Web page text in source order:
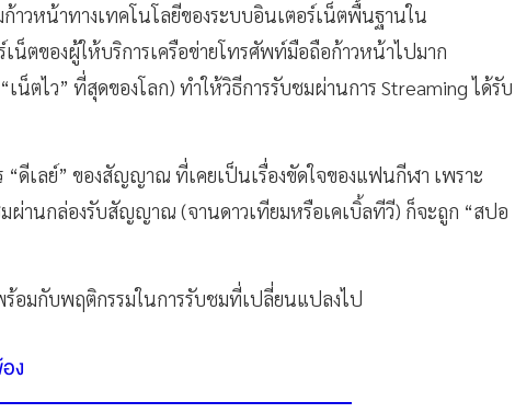
าวหน้าทางเทคโนโลยีของระบบอินเตอร์เน็ตพื้นฐานใน
ตของผู้ให้บริการเครือข่ายโทรศัพท์มือถือก้าวหน้าไปมาก
น็ตไว”​ ที่สุดของโลก) ทำให้วิธีการรับชมผ่านการ Streaming ได้รับ
“ดีเลย์” ของสัญญาณ ที่เคยเป็นเรื่องขัดใจของแฟนกีฬา เพราะ
านกล่องรับสัญญาณ (จานดาวเทียมหรือเคเบิ้ลทีวี) ก็จะถูก “สปอ
อมกับพฤติกรรมในการรับชมที่เปลี่ยนแปลงไป
ง